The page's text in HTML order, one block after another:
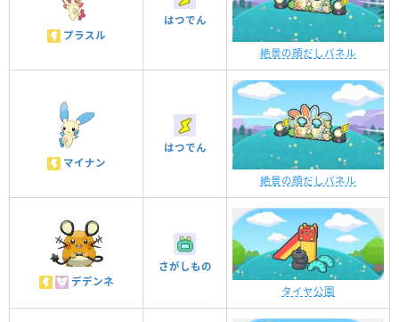
プラスル
はつでん
絶景の顔だしパネル
マイナン
はつでん
絶景の顔だしパネル
デデンネ
さがしもの
タイヤ公園